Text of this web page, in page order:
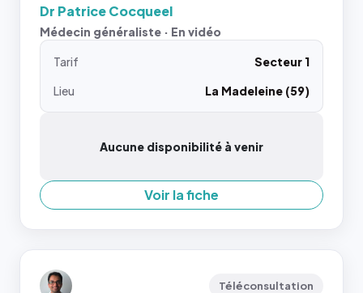
Dr Patrice Cocqueel
Médecin généraliste · En vidéo
Tarif
Secteur 1
Lieu
La Madeleine (59)
Aucune disponibilité à venir
Voir la fiche
Téléconsultation